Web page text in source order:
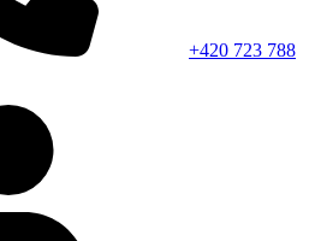
+420 723 788